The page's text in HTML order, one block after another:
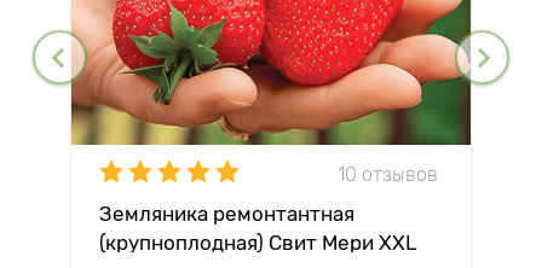
10 отзывов
Земляника ремонтантная
(крупноплодная) Свит Мери XXL